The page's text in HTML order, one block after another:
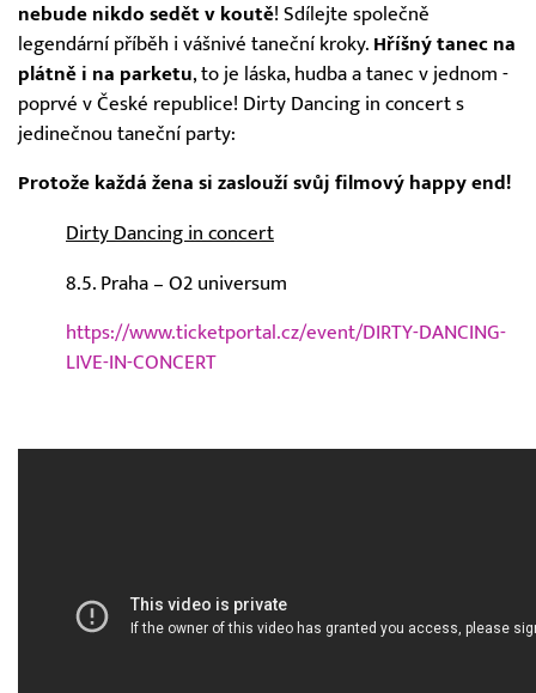
nebude nikdo sedět v koutě! Sdílejte společně
legendární příběh i vášnivé taneční kroky. Hříšný tanec na
plátně i na parketu, to je láska, hudba a tanec v jednom -
poprvé v České republice! Dirty Dancing in concert s
jedinečnou taneční party:
Protože každá žena si zaslouží svůj filmový happy end!
Dirty Dancing in concert
8.5. Praha – O2 universum
https://www.ticketportal.cz/event/DIRTY-DANCING-
LIVE-IN-CONCERT